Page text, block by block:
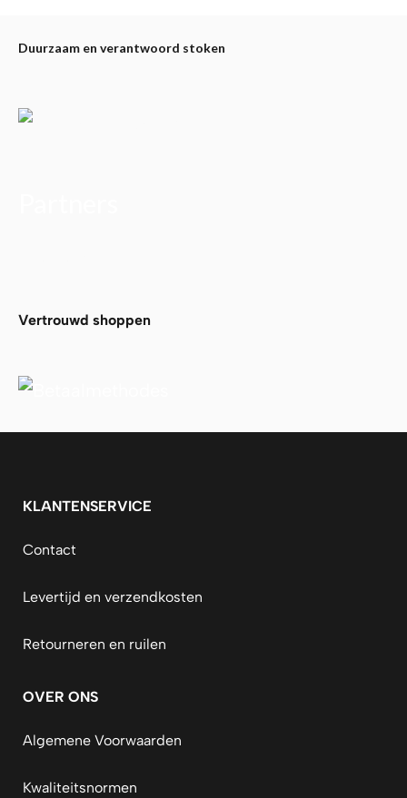
Duurzaam en verantwoord stoken
Vertrouwd shoppen
KLANTENSERVICE
Contact
Levertijd en verzendkosten
Retourneren en ruilen
OVER ONS
Algemene Voorwaarden
Kwaliteitsnormen